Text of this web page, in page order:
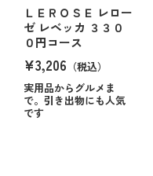
ＬＥＲＯＳＥ レロー
ゼ レベッカ ３３０
０円コース
¥3,206 （税込）
実用品からグルメま
で。引き出物にも人気
です